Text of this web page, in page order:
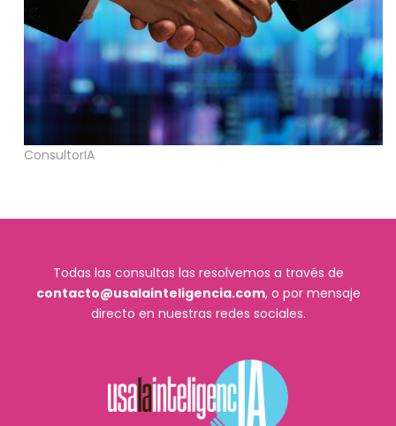
ConsultorIA
Todas las consultas las resolvemos a través de
contacto@usalainteligencia.com, o por mensaje
directo en nuestras redes sociales.